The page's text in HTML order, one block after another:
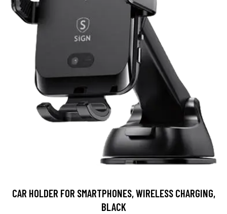
CAR HOLDER FOR SMARTPHONES, WIRELESS CHARGING,
BLACK